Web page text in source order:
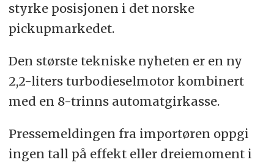
styrke posisjonen i det norske
pickupmarkedet.
Den største tekniske nyheten er en ny
2,2-liters turbodieselmotor kombinert
med en 8-trinns automatgirkasse.
Pressemeldingen fra importøren oppgi
ingen tall på effekt eller dreiemoment i